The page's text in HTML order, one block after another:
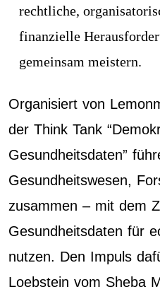
rechtliche,
finanzielle
gemeinsam meistern.
Organisiert von
der Think Tank
Gesundheitsdaten”
Gesundheitswesen,
zusammen – mit dem
Gesundheitsdaten für
nutzen. Den Impuls
Loebstein vom Sheba